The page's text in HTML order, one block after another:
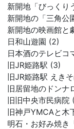
新開地「びっくり
新開地の「三角公
新開地の映画館と
日和山遊園 (2)
日本酒のテレビコ
旧JR姫路駅 (3)
旧JR姫路駅 えき
旧居留地のドンナ
旧旧中央市民病院
旧神戸YMCAと木
明石・お好み焼き